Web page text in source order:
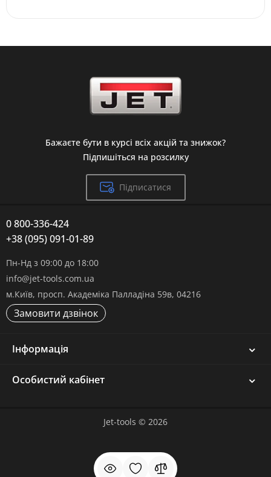
Бажаєте бути в курсі всіх акцій та знижок?
Підпишіться на розсилку
Підписатися
0 800-336-424
+38 (095) 091-01-89
Пн-Нд з 09:00 до 18:00
info@jet-tools.com.ua
м.Київ, просп. Академіка Палладіна 59в, 04216
Замовити дзвінок
Інформація
Особистий кабінет
Jet-tools © 2026